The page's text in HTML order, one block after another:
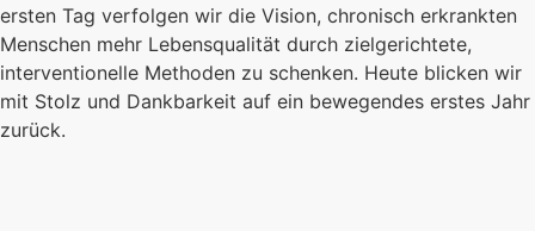
ersten Tag verfolgen wir die Vision, chronisch erkrankten
Menschen mehr Lebensqualität durch zielgerichtete,
interventionelle Methoden zu schenken. Heute blicken wir
mit Stolz und Dankbarkeit auf ein bewegendes erstes Jahr
zurück.